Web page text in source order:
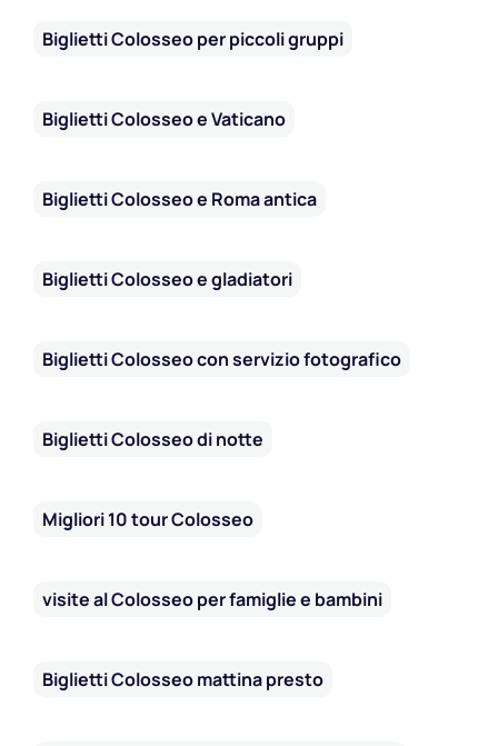
Biglietti Colosseo per piccoli gruppi
Biglietti Colosseo e Vaticano
Biglietti Colosseo e Roma antica
Biglietti Colosseo e gladiatori
Biglietti Colosseo con servizio fotografico
Biglietti Colosseo di notte
Migliori 10 tour Colosseo
visite al Colosseo per famiglie e bambini
Biglietti Colosseo mattina presto